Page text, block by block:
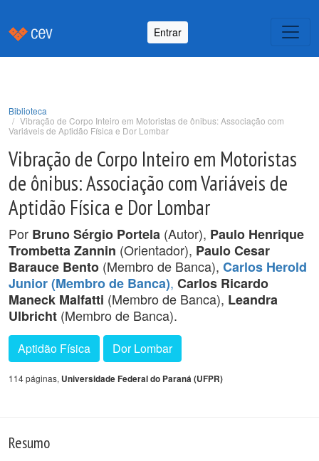
Entrar
Biblioteca
Vibração de Corpo Inteiro em Motoristas de ônibus: Associação com
Variáveis de Aptidão Física e Dor Lombar
Vibração de Corpo Inteiro em Motoristas
de ônibus: Associação com Variáveis de
Aptidão Física e Dor Lombar
Por Bruno Sérgio Portela (Autor), Paulo Henrique
Trombetta Zannin (Orientador), Paulo Cesar
Barauce Bento (Membro de Banca), Carlos Herold
Junior (Membro de Banca), Carlos Ricardo
Maneck Malfatti (Membro de Banca), Leandra
Ulbricht (Membro de Banca).
Aptidão Física Dor Lombar
114 páginas, Universidade Federal do Paraná (UFPR)
Resumo